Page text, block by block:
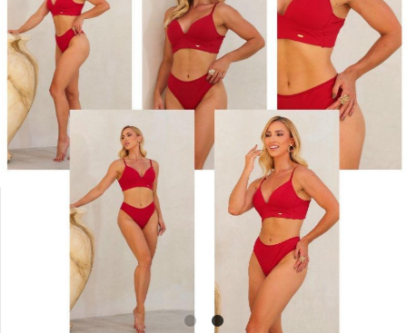
TOP
CINTAS
CONJUNTO DE LINGERIE SEM BOJO
FITNESS
MEIAS
PIJAMAS INFANTIL
PIJAMAS INVERNO
PIJAMAS VERÃO
TODOS DE PROMOÇÕES